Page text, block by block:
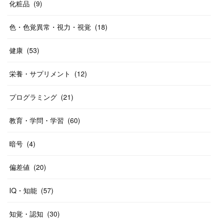
化粧品 (9)
色・色覚異常・視力・視覚 (18)
健康 (53)
栄養・サプリメント (12)
プログラミング (21)
教育・学問・学習 (60)
暗号 (4)
偏差値 (20)
IQ・知能 (57)
知覚・認知 (30)